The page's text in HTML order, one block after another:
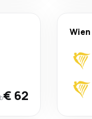
€ 62
Wien